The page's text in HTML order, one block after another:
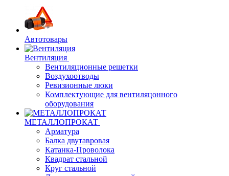
Автотовары
Вентиляция
Вентиляционные решетки
Воздухоотводы
Ревизионные люки
Комплектующие для вентиляцонного
оборудования
МЕТАЛЛОПРОКАТ
Арматура
Балка двутавровая
Катанка-Проволока
Квадрат стальной
Круг стальной